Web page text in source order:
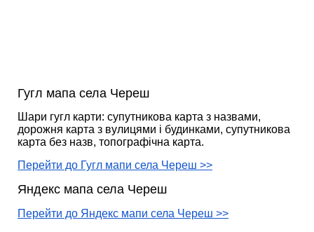
Гугл мапа села Череш
Шари гугл карти: супутникова карта з назвами,
дорожня карта з вулицями і будинками, супутникова
карта без назв, топографічна карта.
Перейти до Гугл мапи села Череш >>
Яндекс мапа села Череш
Перейти до Яндекс мапи села Череш >>